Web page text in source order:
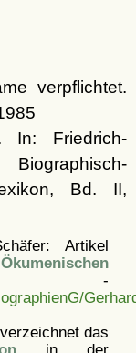
verpflichtet.
In: Friedrich-
Bd. II,
Artikel
Ökumenischen
das
in der